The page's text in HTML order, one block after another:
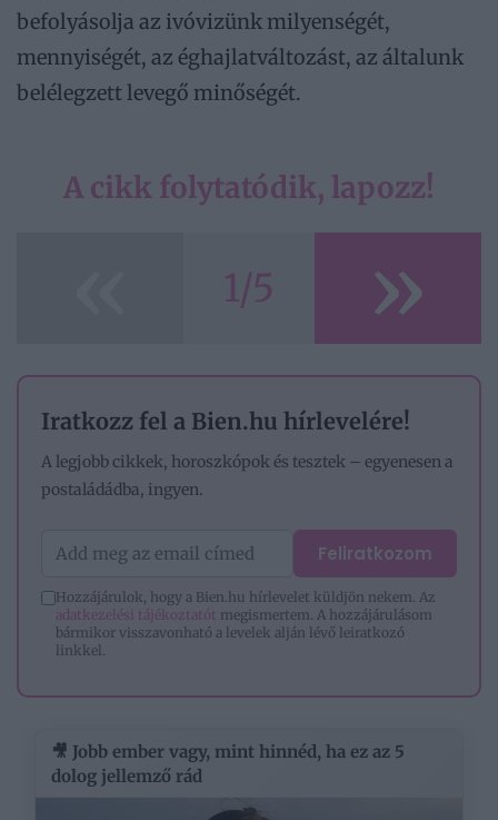
befolyásolja az ivóvizünk milyenségét,
mennyiségét, az éghajlatváltozást, az általunk
belélegzett levegő minőségét.
A cikk folytatódik, lapozz!
1/5 »
Iratkozz fel a Bien.hu hírlevelére!
A legjobb cikkek, horoszkópok és tesztek – egyenesen a
postaládádba, ingyen.
Feliratkozom
Hozzájárulok, hogy a Bien.hu hírlevelet küldjön nekem. Az
adatkezelési tájékoztatót megismertem. A hozzájárulásom
bármikor visszavonható a levelek alján lévő leiratkozó
linkkel.
🎥 Jobb ember vagy, mint hinnéd, ha ez az 5
dolog jellemző rád